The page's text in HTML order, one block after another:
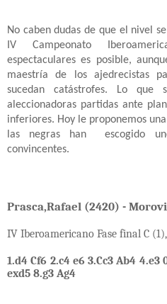
No caben dudas de que el nivel
IV Campeonato
espectaculares es posible,
maestría de los ajedrecistas
sucedan catástrofes. Lo que
aleccionadoras partidas ante
inferiores. Hoy le proponemos
las negras han
escogido
convincentes.
Prasca,Rafael (2420) -
IV Iberoamericano Fase final C (1),
1.d4 Cf6 2.c4 e6 3.Cc3 Ab4 4.e3
exd5 8.g3 Ag4